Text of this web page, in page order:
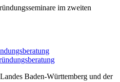
im zweiten
Baden-Württemberg und der